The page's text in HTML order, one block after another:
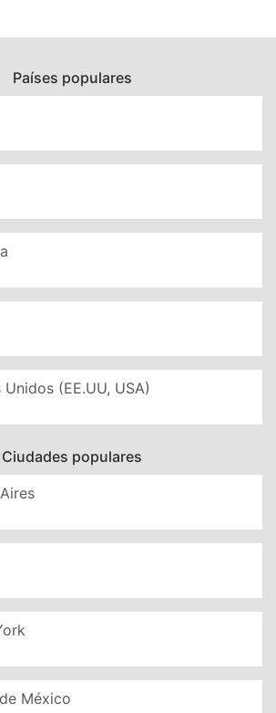
Países populares
(EE.UU, USA)
Ciudades populares
México